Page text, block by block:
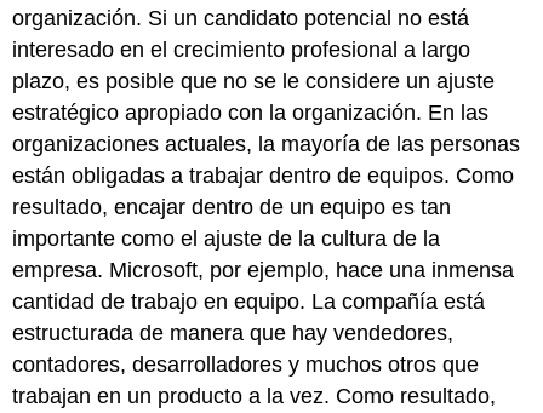
organización. Si un candidato potencial no está
interesado en el crecimiento profesional a largo
plazo, es posible que no se le considere un ajuste
estratégico apropiado con la organización. En las
organizaciones actuales, la mayoría de las personas
están obligadas a trabajar dentro de equipos. Como
resultado, encajar dentro de un equipo es tan
importante como el ajuste de la cultura de la
empresa. Microsoft, por ejemplo, hace una inmensa
cantidad de trabajo en equipo. La compañía está
estructurada de manera que hay vendedores,
contadores, desarrolladores y muchos otros que
trabajan en un producto a la vez. Como resultado,